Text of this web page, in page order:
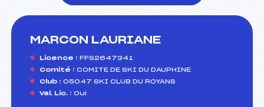
MARCON LAURIANE
Licence : FFS2647341
Comité : COMITE DE SKI DU DAUPHINE
Club : 05047 SKI CLUB DU ROYANS
Val. Lic. : Oui